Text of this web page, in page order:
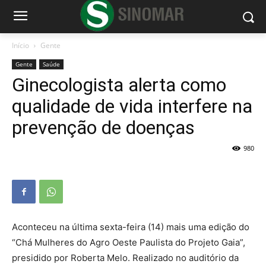
Início Gente
Gente Saúde
Ginecologista alerta como
qualidade de vida interfere na
prevenção de doenças
980
Aconteceu na última sexta-feira (14) mais uma edição do
“Chá Mulheres do Agro Oeste Paulista do Projeto Gaia”,
presidido por Roberta Melo. Realizado no auditório da